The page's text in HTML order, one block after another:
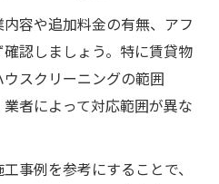
容や追加料金の有無、アフ
認しましょう。特に賃貸物
スクリーニングの範囲
者によって対応範囲が異な
事例を参考にすることで、